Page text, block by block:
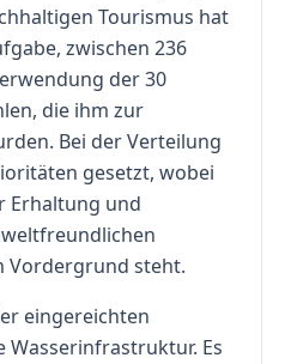
Tourismus hat
zwischen 236
der 30
die ihm zur
Bei der Verteilung
gesetzt, wobei
Erhaltung und
Vordergrund steht.
eingereichten
Es